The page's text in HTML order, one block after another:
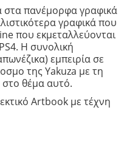
στα πανέμορφα γραφικά
γραφικά που
που εκμεταλλεύονται
Η συνολική
εμπειρία σε
της Yakuza με τη
θέμα αυτό.
Artbook με τέχνη